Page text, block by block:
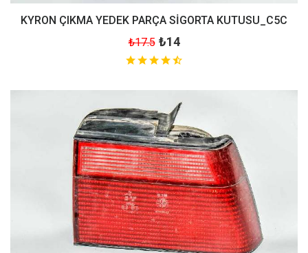
KYRON ÇIKMA YEDEK PARÇA SİGORTA KUTUSU_C5C
₺17.5 ₺14